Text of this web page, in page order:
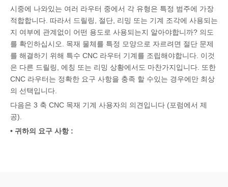
시중에 나와있는 여러 라우터 중에서 각 유형은 특정 범주에 가장
적합합니다. 따라서 드릴링, 절단, 리밍 또는 기계 조각에 사용되는
지 여부에 관계없이 어떤 용도로 사용되는지 알아야합니까? 의도
를 확인하십시오. 목재 물체를 특정 모양으로 자르려면 절단 문제
를 해결하기 위해 특수 CNC 라우터 기계를 조립해야합니다. 이것
은 다른 드릴링, 에칭 또는 리밍 상황에서도 마찬가지입니다. 또한
CNC 라우터는 정확한 요구 사항을 충족 할 수있는 경우에만 최상
의 선택입니다.
다음은 3 축 CNC 목재 기계 사용자의 의견입니다 (포럼에서 제
공).
• 귀하의 요구 사항 :